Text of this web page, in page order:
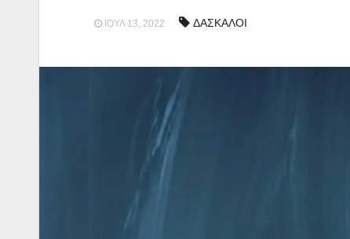
ΙΟΎΛ 13, 2022 ΔΑΣΚΑΛΟΙ